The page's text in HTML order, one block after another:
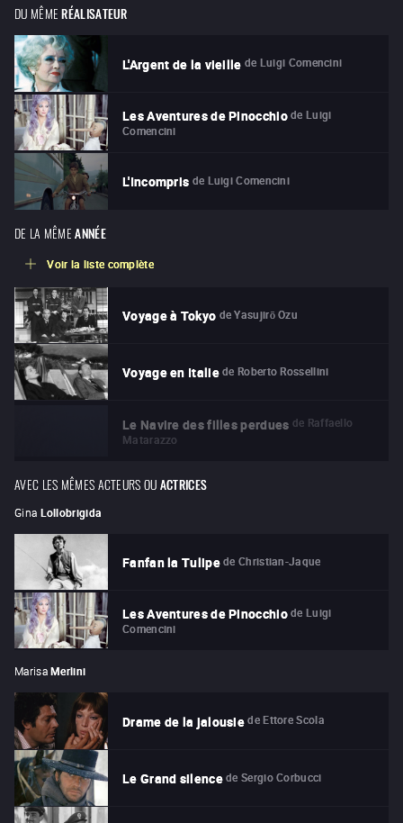
DU MÊME RÉALISATEUR
L'Argent de la vieille de Luigi Comencini
Les Aventures de Pinocchio de Luigi
Comencini
L'Incompris de Luigi Comencini
DE LA MÊME ANNÉE
Voir la liste complète
Voyage à Tokyo de Yasujirō Ozu
Voyage en Italie de Roberto Rossellini
Le Navire des filles perdues de Raffaello
Matarazzo
AVEC LES MÊMES ACTEURS OUACTRICES
Gina Lollobrigida
Fanfan la Tulipe de Christian-Jaque
Les Aventures de Pinocchio de Luigi
Comencini
Marisa Merlini
Drame de la jalousie de Ettore Scola
Le Grand silence de Sergio Corbucci